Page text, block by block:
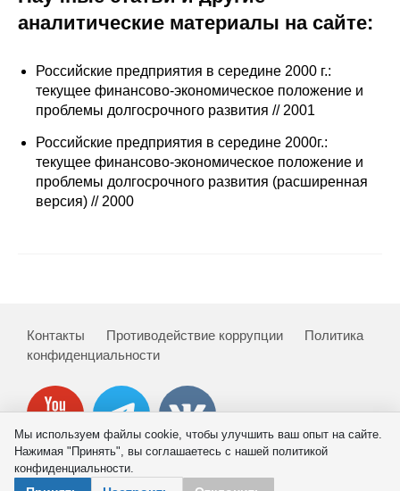
Научные подразделения
Сотрудники
Отчетность
Противодействие коррупции
Издания
Проблемы прогнозирования
О журнале
Номера журналов
аналитические материалы на сайте:
Российские предприятия в середине 2000 г.:
текущее финансово-экономическое положение и
проблемы долгосрочного развития // 2001
Российские предприятия в середине 2000г.:
текущее финансово-экономическое положение и
проблемы долгосрочного развития (расширенная
версия) // 2000
Контакты Противодействие коррупции
Политика
конфиденциальности
© 2026 ИНП РАН
Мы используем файлы cookie, чтобы улучшить ваш опыт на сайте.
Нажимая "Принять", вы соглашаетесь с нашей политикой
конфиденциальности.